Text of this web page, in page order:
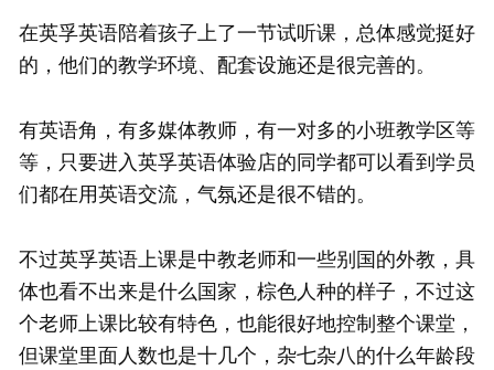
在英孚英语陪着孩子上了一节试听课，总体感觉挺好
的，他们的教学环境、配套设施还是很完善的。
有英语角，有多媒体教师，有一对多的小班教学区等
等，只要进入英孚英语体验店的同学都可以看到学员
们都在用英语交流，气氛还是很不错的。
不过英孚英语上课是中教老师和一些别国的外教，具
体也看不出来是什么国家，棕色人种的样子，不过这
个老师上课比较有特色，也能很好地控制整个课堂，
但课堂里面人数也是十几个，杂七杂八的什么年龄段